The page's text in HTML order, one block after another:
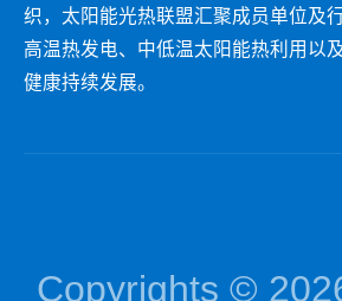
织，太阳能光热联盟汇聚成员单位及
高温热发电、中低温太阳能热利用以
健康持续发展。
Copyrights ©